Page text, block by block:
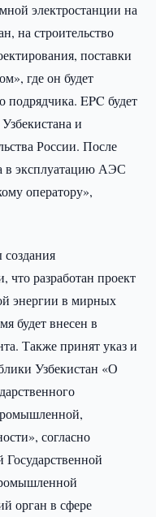
электростанции на
на строительство
поставки
где он будет
подрядчика. EPC будет
и
России. После
в эксплуатацию АЭС
оператору»,
что разработан проект
энергии в мирных
будет внесен в
Также принят указ и
Узбекистан «О
согласно
Государственной
орган в сфере